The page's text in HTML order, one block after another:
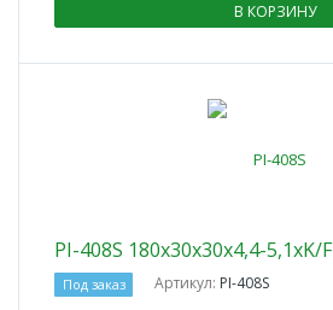
В КОРЗИНУ
PI-408S 180x30x30x4,4-5,1xK/F
Под заказ Артикул: PI-408S